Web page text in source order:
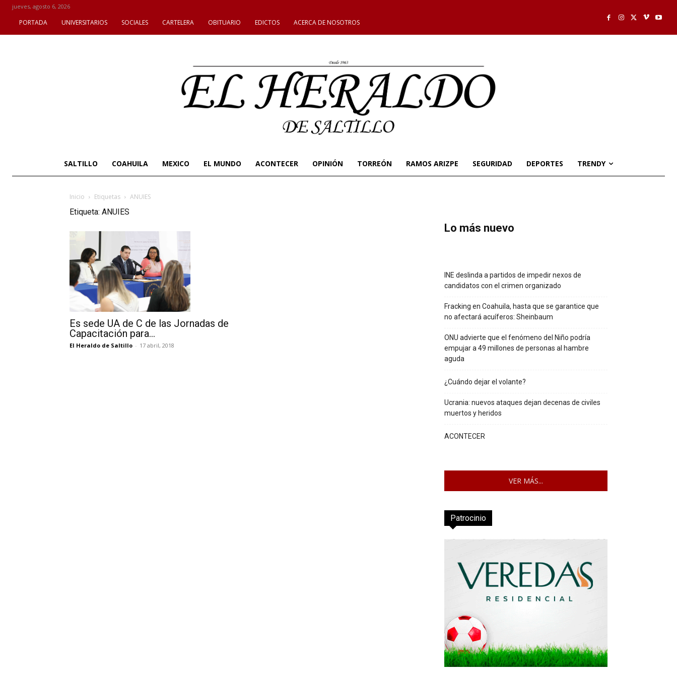
jueves, agosto 6, 2026
PORTADA UNIVERSITARIOS SOCIALES CARTELERA OBITUARIO EDICTOS ACERCA DE NOSOTROS
SALTILLO COAHUILA MEXICO EL MUNDO ACONTECER OPINIÓN TORREÓN RAMOS ARIZPE SEGURIDAD DEPORTES TRENDY
Inicio Etiquetas ANUIES
Etiqueta: ANUIES
Es sede UA de C de las Jornadas de
Capacitación para...
El Heraldo de Saltillo - 17 abril, 2018
Lo más nuevo
INE deslinda a partidos de impedir nexos de
candidatos con el crimen organizado
Fracking en Coahuila, hasta que se garantice que
no afectará acuíferos: Sheinbaum
ONU advierte que el fenómeno del Niño podría
empujar a 49 millones de personas al hambre
aguda
¿Cuándo dejar el volante?
Ucrania: nuevos ataques dejan decenas de civiles
muertos y heridos
ACONTECER
VER MÁS...
Patrocinio